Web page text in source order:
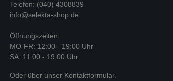
Telefon: (040) 4308839
info@selekta-shop.de
Öffnungszeiten:
MO-FR: 12:00 - 19:00 Uhr
SA: 11:00 - 19:00 Uhr
Oder über unser Kontaktformular.